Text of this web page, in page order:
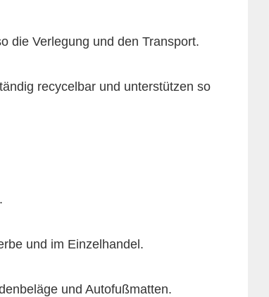
die Verlegung und den Transport.
recycelbar und unterstützen so
und im Einzelhandel.
und Autofußmatten.